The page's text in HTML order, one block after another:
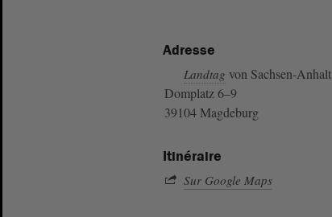
Adresse
Landtag von Sachsen-Anhalt
Domplatz 6–9
39104 Magdeburg
Itinéraire
Sur Google Maps